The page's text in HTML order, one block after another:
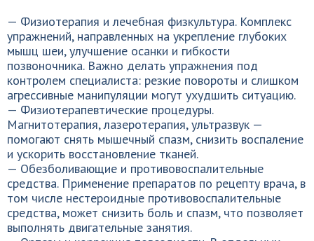
— Физиотерапия и лечебная физкультура. Комплекс
упражнений, направленных на укрепление глубоких
мышц шеи, улучшение осанки и гибкости
позвоночника. Важно делать упражнения под
контролем специалиста: резкие повороты и слишком
агрессивные манипуляции могут ухудшить ситуацию.
— Физиотерапевтические процедуры.
Магнитотерапия, лазеротерапия, ультразвук —
помогают снять мышечный спазм, снизить воспаление
и ускорить восстановление тканей.
— Обезболивающие и противовоспалительные
средства. Применение препаратов по рецепту врача, в
том числе нестероидные противовоспалительные
средства, может снизить боль и спазм, что позволяет
выполнять двигательные занятия.